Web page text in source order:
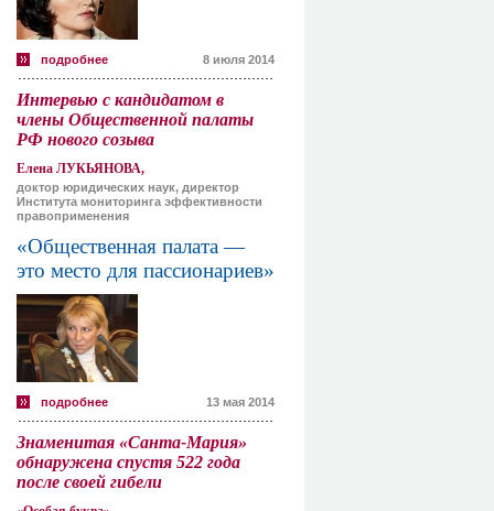
подробнее 8 июля 2014
Интервью с кандидатом в
члены Общественной палаты
РФ нового созыва
Елена ЛУКЬЯНОВА,
доктор юридических наук, директор
Института мониторинга эффективности
правоприменения
«Общественная палата —
это место для пассионариев»
подробнее 13 мая 2014
Знаменитая «Санта-Мария»
обнаружена спустя 522 года
после своей гибели